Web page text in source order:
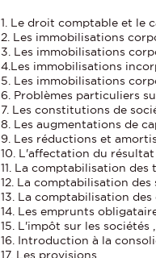
1. Le droit comptable et le
2. Les immobilisations
3. Les immobilisations
4.Les immobilisations
5. Les immobilisations
6. Problèmes particuliers
7. Les constitutions de
8. Les augmentations de
9. Les réductions et
10. L'affectation du résultat
11. La comptabilisation des
12. La comptabilisation
13. La comptabilisation
14. Les emprunts
15. L'impôt sur les
16. Introduction à la
17. Les provisions